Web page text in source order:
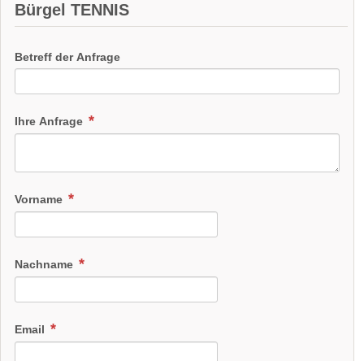
Bürgel TENNIS
Betreff der Anfrage
Ihre Anfrage
Vorname
Nachname
Email